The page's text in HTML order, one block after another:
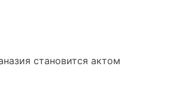
становится актом